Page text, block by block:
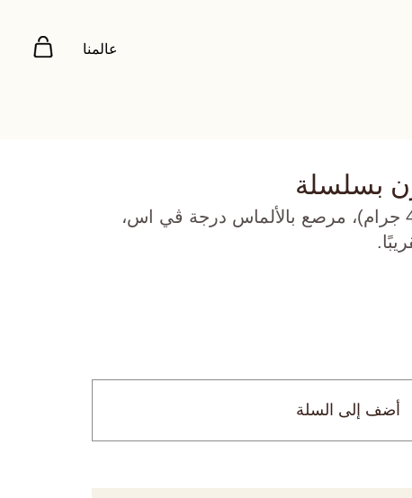
عالمنا
بسلسلة
ذهب أصفر عيار 18 (4.412 جرام)، مرصع بالألماس درجة ڤي اس،
أضف إلى السلة